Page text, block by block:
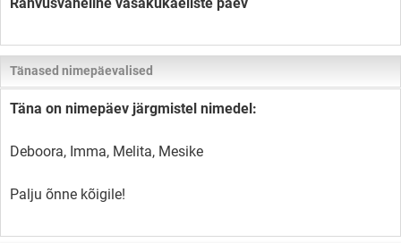
Rahvusvaheline vasakukäeliste päev
Tänased nimepäevalised
Täna on nimepäev järgmistel nimedel:
Deboora, Imma, Melita, Mesike
Palju õnne kõigile!